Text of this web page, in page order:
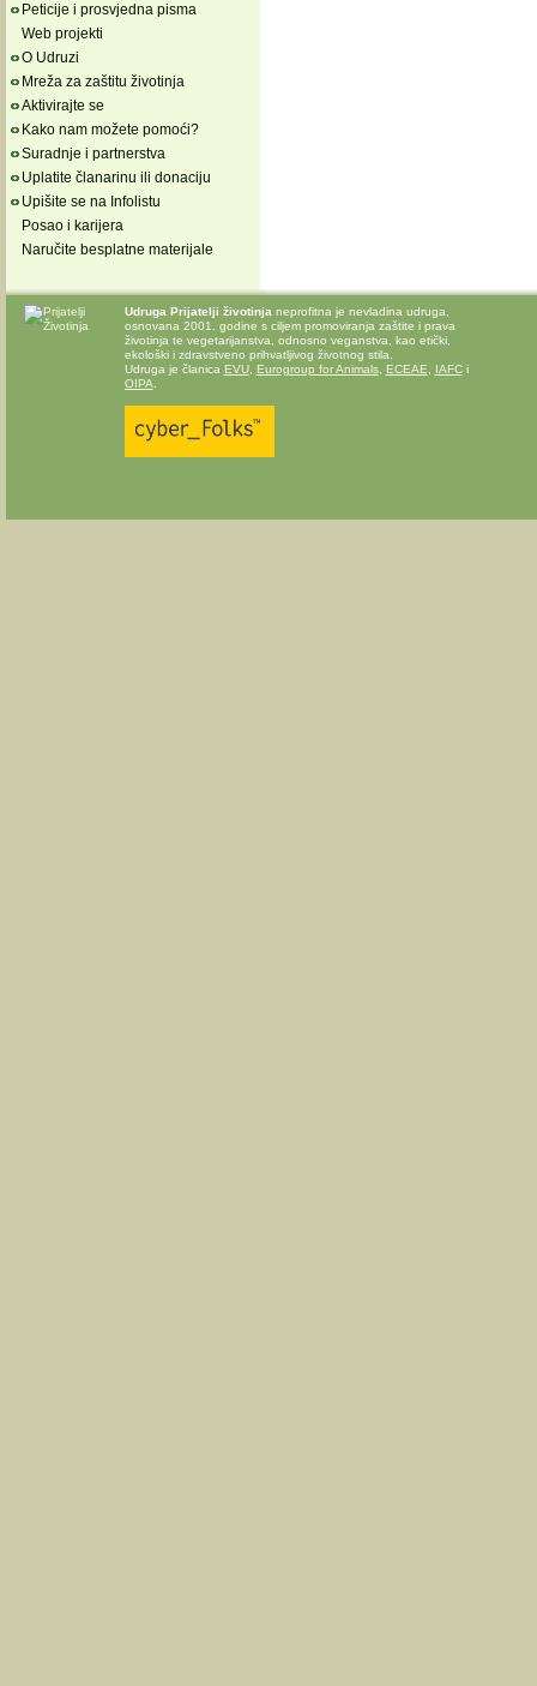
Peticije i prosvjedna pisma
Web projekti
O Udruzi
Mreža za zaštitu životinja
Aktivirajte se
Kako nam možete pomoći?
Suradnje i partnerstva
Uplatite članarinu ili donaciju
Upišite se na Infolistu
Posao i karijera
Naručite besplatne materijale
Udruga Prijatelji životinja neprofitna je nevladina udruga,
osnovana 2001. godine s ciljem promoviranja zaštite i prava
životinja te vegetarijanstva, odnosno veganstva, kao etički,
ekološki i zdravstveno prihvatljivog životnog stila.
Udruga je članica EVU, Eurogroup for Animals, ECEAE IAFCi
OIPA